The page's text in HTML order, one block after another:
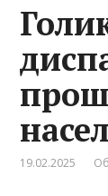
19.02.2025